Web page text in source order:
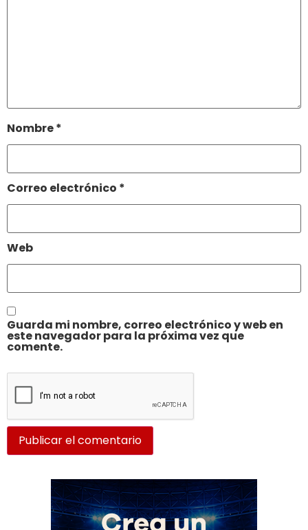
Nombre*
Correo electrónico *
Web
Guarda mi nombre, correo electrónico y web en
este navegador para la próxima vez que
comente.